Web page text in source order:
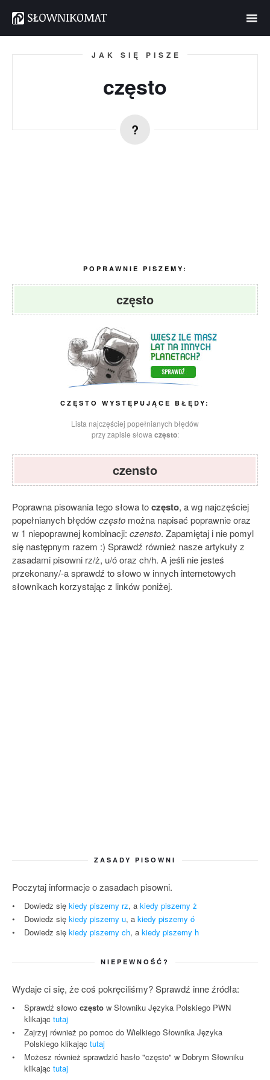
JAK SIĘ PISZE
często
POPRAWNIE PISZEMY:
często
CZĘSTO WYSTĘPUJĄCE BŁĘDY:
Lista najczęściej popełnianych błędów
przy zapisie słowa często:
czensto
Poprawna pisowania tego słowa toczęsto, a wg najczęściej
popełnianych błędówczęsto można napisać poprawnie oraz
w 1 niepoprawnej kombinacji: czensto. Zapamiętaj i nie pomyl
się następnym razem :) Sprawdź również nasze artykuły z
zasadami pisowni rz/ż, u/ó oraz ch/h. A jeśli nie jesteś
przekonany/-a sprawdź to słowo w innych internetowych
słownikach korzystając z linków poniżej.
ZASADY PISOWNI
Poczytaj informacje o zasadach pisowni.
Dowiedz się kiedy piszemy rz, a kiedy piszemy ż
Dowiedz się kiedy piszemy u, a kiedy piszemy ó
Dowiedz się kiedy piszemy ch, a kiedy piszemy h
NIEPEWNOŚĆ?
Wydaje ci się, że coś pokręciliśmy? Sprawdź inne źródła:
Sprawdź słowo często w Słowniku Języka Polskiego PWN
klikając tutaj
Zajrzyj również po pomoc do Wielkiego Słownika Języka
Polskiego klikając tutaj
Możesz również sprawdzić hasło "często" w Dobrym Słowniku
klikając tutaj